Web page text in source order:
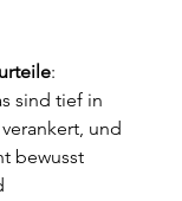
:
sind tief in
und
bewusst